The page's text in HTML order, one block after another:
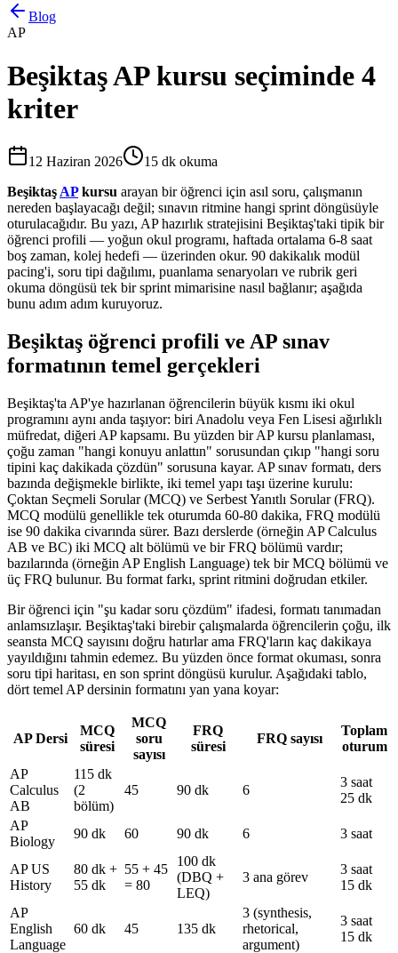
Blog
AP
Beşiktaş AP kursu seçiminde 4
kriter
12 Haziran 2026 15 dk okuma
Beşiktaş APkursu arayan bir öğrenci için asıl soru, çalışmanın
nereden başlayacağı değil; sınavın ritmine hangi sprint döngüsüyle
oturulacağıdır. Bu yazı, AP hazırlık stratejisini Beşiktaş'taki tipik bir
öğrenci profili — yoğun okul programı, haftada ortalama 6-8 saat
boş zaman, kolej hedefi — üzerinden okur. 90 dakikalık modül
pacing'i, soru tipi dağılımı, puanlama senaryoları ve rubrik geri
okuma döngüsü tek bir sprint mimarisine nasıl bağlanır; aşağıda
bunu adım adım kuruyoruz.
Beşiktaş öğrenci profili ve AP sınav
formatının temel gerçekleri
Beşiktaş'ta AP'ye hazırlanan öğrencilerin büyük kısmı iki okul
programını aynı anda taşıyor: biri Anadolu veya Fen Lisesi ağırlıklı
müfredat, diğeri AP kapsamı. Bu yüzden bir AP kursu planlaması,
çoğu zaman "hangi konuyu anlattın" sorusundan çıkıp "hangi soru
tipini kaç dakikada çözdün" sorusuna kayar. AP sınav formatı, ders
bazında değişmekle birlikte, iki temel yapı taşı üzerine kurulu:
Çoktan Seçmeli Sorular (MCQ) ve Serbest Yanıtlı Sorular (FRQ).
MCQ modülü genellikle tek oturumda 60-80 dakika, FRQ modülü
ise 90 dakika civarında sürer. Bazı derslerde (örneğin AP Calculus
AB ve BC) iki MCQ alt bölümü ve bir FRQ bölümü vardır;
bazılarında (örneğin AP English Language) tek bir MCQ bölümü ve
üç FRQ bulunur. Bu format farkı, sprint ritmini doğrudan etkiler.
Bir öğrenci için "şu kadar soru çözdüm" ifadesi, formatı tanımadan
anlamsızlaşır. Beşiktaş'taki birebir çalışmalarda öğrencilerin çoğu, ilk
seansta MCQ sayısını doğru hatırlar ama FRQ'ların kaç dakikaya
yayıldığını tahmin edemez. Bu yüzden önce format okuması, sonra
soru tipi haritası, en son sprint döngüsü kurulur. Aşağıdaki tablo,
dört temel AP dersinin formatını yan yana koyar:
AP Dersi
MCQ
süresi
MCQ
soru
sayısı
FRQ
süresi
FRQ sayısı
Toplam
oturum
AP
Calculus
AB
115 dk
(2
bölüm)
45 90 dk 6
3 saat
25 dk
AP
Biology
90 dk 60 90 dk 6 3 saat
AP US
History
80 dk +
55 dk
55 + 45
= 80
100 dk
(DBQ +
LEQ)
3 ana görev
3 saat
15 dk
AP
English
Language
60 dk 45 135 dk
3 (synthesis,
rhetorical,
argument)
3 saat
15 dk